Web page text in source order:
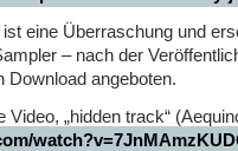
eine Überraschung und
– nach der
Download angeboten.
Video, „hidden track“